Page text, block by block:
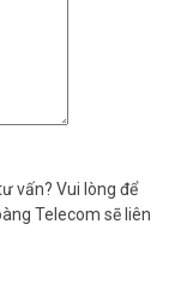
vấn? Vui lòng để
Telecom sẽ liên